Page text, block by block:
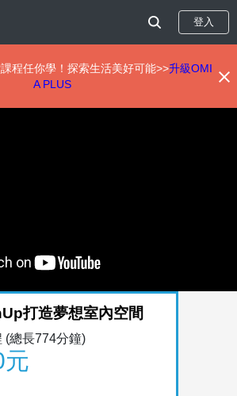
登入
程任你學！探索生活美好可能>>升級OMI
A PLUS
打造夢想室內空間
(總長774分鐘)